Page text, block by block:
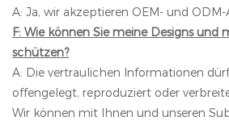
A: Ja, wir akzeptieren OEM- und ODM-
F: Wie können Sie meine Designs und
schützen?
A: Die vertraulichen Informationen
offengelegt, reproduziert oder
Wir können mit Ihnen und unseren